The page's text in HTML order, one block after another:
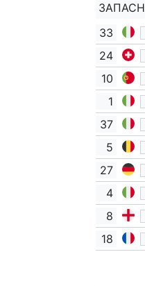
33
24
10
1
37
5
27
4
8
18